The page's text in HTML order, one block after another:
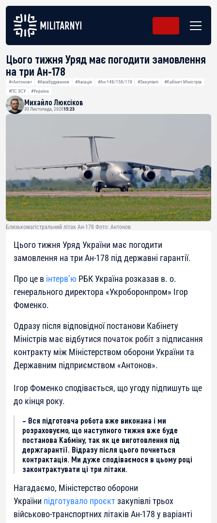
Цього тижня Уряд має погодити замовлення
на три Ан-178
#«Антонов» #Авіабудування #Авіація #Ан-148/158/178 #Закупівлі
#Кабінет Міністрів
#ПС ЗСУ
#Україна
Михайло Люксіков
30 Листопада, 202015:23
Близькомагістральний літак Ан-178 Фото: Антонов
Цього тижня Уряд України має погодити
замовлення на три Ан-178 під державні гарантії.
Про це в інтерв’ю РБК Україна розказав в. о.
генерального директора «Укроборонпром» Ігор
Фоменко.
Одразу після відповідної постанови Кабінету
Міністрів має відбутися початок робіт з підписання
контракту між Міністерством оборони України та
Державним підприємством «Антонов».
Ігор Фоменко сподівається, що угоду підпишуть ще
до кінця року.
– Вся підготовча робота вже виконана і ми
розраховуємо, що наступного тижня вже буде
постанова Кабміну, так як це виготовлення під
держгарантії. Відразу після цього почнеться
контрактація. Ми дуже сподіваємося в цьому році
законтрактувати ці три літаки.
Нагадаємо, Міністерство оборони
України підготувало проєктзакупівлі трьох
військово-транспортних літаків Ан-178 у варіанті